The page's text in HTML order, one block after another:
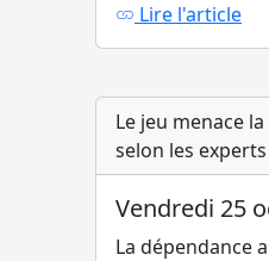
Lire l'article
Le jeu menace
selon les experts
Vendredi 25
La dépendance